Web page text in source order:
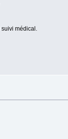
médical.